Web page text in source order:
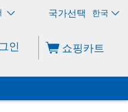
한국
인 쇼핑카트